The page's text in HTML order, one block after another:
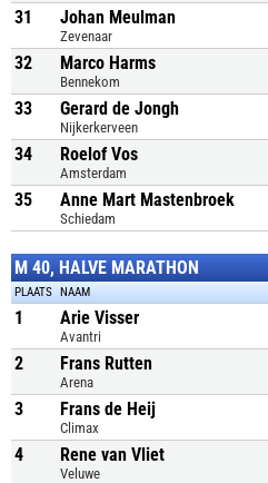
31 Johan Meulman
Zevenaar
32 Marco Harms
Bennekom
33 Gerard de Jongh
Nijkerkerveen
34 Roelof Vos
Amsterdam
35 Anne Mart Mastenbroek
Schiedam
M 40, HALVE MARATHON
PLAATS NAAM
1 Arie Visser
Avantri
2 Frans Rutten
Arena
3 Frans de Heij
Climax
4 Rene van Vliet
Veluwe